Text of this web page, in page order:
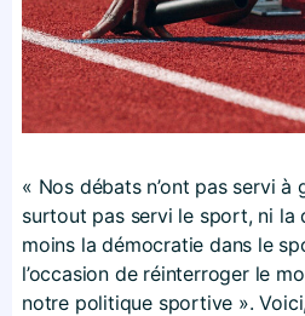
« Nos débats n’ont pas servi à
surtout pas servi le sport, ni la
moins la démocratie dans le
l’occasion de réinterroger le
notre politique sportive ».